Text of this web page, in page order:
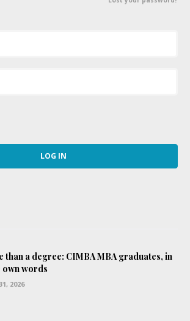
than a degree: CIMBA MBA graduates, in
words
2026